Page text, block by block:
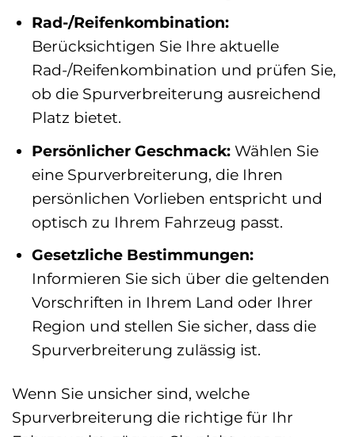
Rad-/Reifenkombination:
Berücksichtigen Sie Ihre aktuelle
Rad-/Reifenkombination und prüfen Sie,
ob die Spurverbreiterung ausreichend
Platz bietet.
Persönlicher Geschmack:Wählen Sie
eine Spurverbreiterung, die Ihren
persönlichen Vorlieben entspricht und
optisch zu Ihrem Fahrzeug passt.
Gesetzliche Bestimmungen:
Informieren Sie sich über die geltenden
Vorschriften in Ihrem Land oder Ihrer
Region und stellen Sie sicher, dass die
Spurverbreiterung zulässig ist.
Wenn Sie unsicher sind, welche
Spurverbreiterung die richtige für Ihr